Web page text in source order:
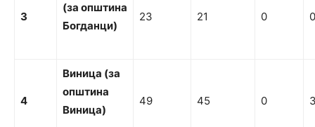
3
(за општина
Богданци)
23 21 0 0
4
Виница (за
општина
Виница)
49 45 0